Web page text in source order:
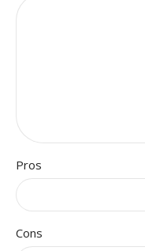
Pros
Cons